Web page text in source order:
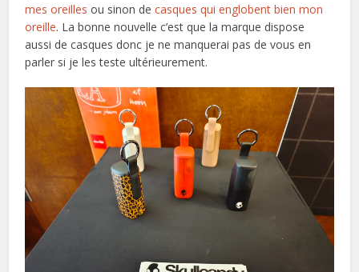
mes oreilles ou sinon decasques qui englobent bien mon
oreille. La bonne nouvelle c’est que la marque dispose
aussi de casques donc je ne manquerai pas de vous en
parler si je les teste ultérieurement.